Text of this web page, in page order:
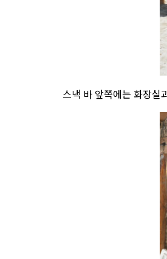
스낵 바 앞쪽에는 화장실